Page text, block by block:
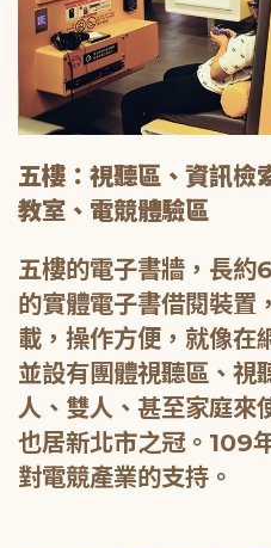
五樓：視聽區、資訊檢
教室、電競體驗區
五樓的電子書牆，長約
的實體電子書借閱裝置
載，操作方便，就像在
並設有團體視聽區、視
人、雙人、甚至家庭
也居新北市之冠。109
對電競產業的支持。